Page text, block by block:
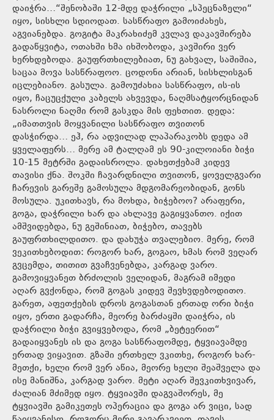
დაიჭრა…“შენობაში 12-მდე დაჭრილი „სპეცნაზელი“
იყო, სისხლი სდიოდათ. სასწრაფო გამოიძახეს,
აგვიანებდა. გოგიტა მაკრახიძემ კვლავ დაკავშირება
გადაწყვიტა, ოთახში ხმა იხშობოდა, კავშირი ვერ
ხერხდებოდა. გაუფრთხილებიათ, ნუ გახვალ, საშიშია,
საცაა მოვა სასწრაფოო. ცოდონი არიან, სისხლისგან
იცლებიანო. გასულა. გამოუძახია სასწრაფო, ის-ის
იყო, ჩაცუცქული კაბელს ახვევდა, ნაღმსატყორცნიდან
ნასროლი ნაღმი რომ გასკდა მის ფეხთით. დედა:
„იმათთვის მოყვანილი სასწრაფო თვითონ
დასჭირდა… ეჰ, რა ადვილად ლაპარაკობს დედა ამ
ყველაფერს… მერე ამ ტალღამ ეს 90-კილოიანი ბიჭი
10-15 მეტრში გადაისროლა. დახეთქებამ კიდევ
თავისი ქნა. შოკში ჩავარდნილი თვითონ, ყოველგვარი
ჩარევის გარეშე გამოსულა მდგომარეობიდან, გონს
მოსულა. უკითხავს, რა მოხდა, ბიჭებოო? არაფერი,
გოგა, დაჭრილი ხარ და ახლავე გაგიყვანთო. იქით
ამშვიდებდა, ნუ გეშინიათ, ბიჭებო, თავებს
გაუფრთხილდითო. და დახუჭა თვალებიო. მერე, რომ
ვეკითხებოდით: როგორ ხარ, გოგაო, ხმას რომ ვეღარ
გვცემდა, თითით გვაჩვენებდა, კარგად ვარო.
გამოვიყვანეთ ბრძოლის ველიდან, მაგრამ იმედი
აღარ გვქონდა, რომ გოგას კიდევ შევხვდებოდითო.
გარეთ, აფეთქების დროს გოგასთან ერთად ორი ბიჭი
იყო, ერთი გადარჩა, მეორე ბარძაყში დაიჭრა, ის
დაჭრილი ბიჭი გვიყვებოდა, რომ „ბეტეერით“
გადაიყვანეს ის და გოგა სასწრაფომდე, ტყვიავამდე
ერთად ვიყავით. გზაში ერთხელ ვკითხე, როგორ ხარ-
მეთქი, ხელი რომ ვერ აწია, მეორე ხელი შეაშველა და
ისე მანიშნა, კარგად ვარო. მეტი აღარ შევკითხვივარ,
ძალიან მძიმედ იყო. ტყვიავში დაგვაშორეს, მე
ტყვიავში გამიკეთეს ოპერაცია და გოგა არ ვიცი, სად